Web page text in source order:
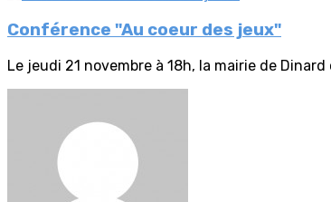
Conférence "Au coeur des jeux"
Le jeudi 21 novembre à 18h, la mairie de